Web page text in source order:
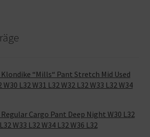
“Mills“ Pant Stretch Mid Used
W30 L32 W31 L32 W32 L32 W33 L32 W34
Cargo Pant Deep Night W30 L32
W33 L32 W34 L32 W36 L32